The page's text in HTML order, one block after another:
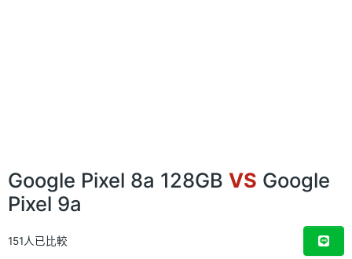
Google Pixel 8a 128GB VS Google
Pixel 9a
151人已比較